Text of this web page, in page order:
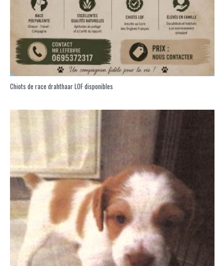
Chiots de race drahthaar LOF disponibles